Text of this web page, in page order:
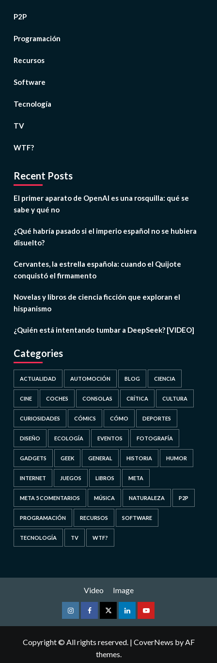
P2P
Programación
Recursos
Software
Tecnología
TV
WTF?
Recent Posts
El primer aparato de OpenAI es una rosquilla: qué se
sabe y qué no
¿Qué habría pasado si el imperio español no se hubiera
disuelto?
Cervantes, la estrella española: cuando el Quijote
conquistó el firmamento
Novelas y libros de ciencia ficción que exploran el
hispanismo
¿Quién está intentando tumbar a DeepSeek? [VIDEO]
Categories
ACTUALIDAD AUTOMOCIÓN BLOG CIENCIA
CINE COCHES CONSOLAS CRÍTICA CULTURA
CURIOSIDADES CÓMICS CÓMO DEPORTES
DISEÑO ECOLOGÍA EVENTOS FOTOGRAFÍA
GADGETS GEEK GENERAL HISTORIA HUMOR
INTERNET JUEGOS LIBROS META
META 5 COMENTARIOS MÚSICA NATURALEZA P2P
PROGRAMACIÓN RECURSOS SOFTWARE
TECNOLOGÍA TV WTF?
Video Image
InstagramFacebookTwitterLinkedinYoutube
Copyright © All rights reserved. | CoverNews by AF
themes.